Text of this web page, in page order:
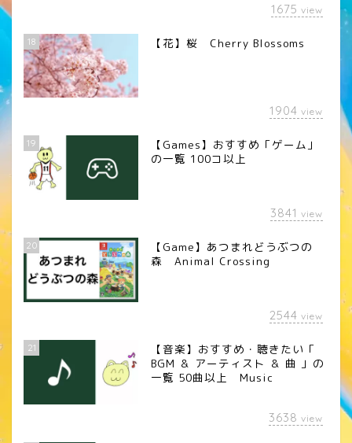
1675 view
18 【花】桜 Cherry Blossoms
1904 view
19
【Games】おすすめ「ゲーム」
の一覧 100コ以上
3841 view
20
【Game】あつまれどうぶつの
森 Animal Crossing
2544 view
21
【音楽】おすすめ・聴きたい「
BGM ＆ アーティスト ＆ 曲 」の
一覧 50曲以上 Music
3638 view